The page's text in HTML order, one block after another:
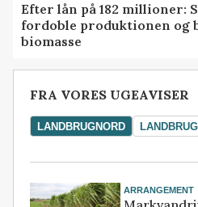
Efter lån på 182 millioner:
fordoble produktionen og
biomasse
FRA VORES UGEAVISER
LANDBRUGNORD
ARRANGEMENT